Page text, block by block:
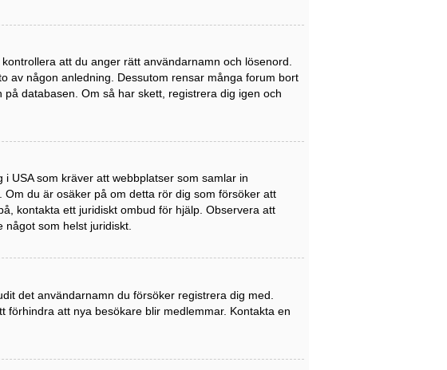
att du anger rätt användarnamn och lösenord.
av någon anledning. Dessutom rensar många forum bort
databasen. Om så har skett, registrera dig igen och
i USA som kräver att webbplatser som samlar in
du är osäker på om detta rör dig som försöker att
kontakta ett juridiskt ombud för hjälp. Observera att
något som helst juridiskt.
det användarnamn du försöker registrera dig med.
att nya besökare blir medlemmar. Kontakta en